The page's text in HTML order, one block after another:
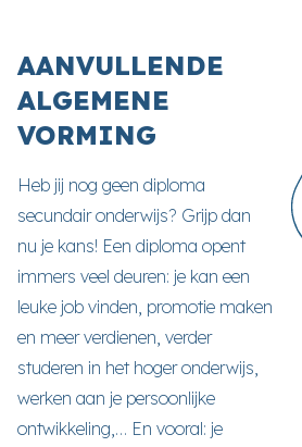
AANVULLENDE
ALGEMENE
VORMING
Heb jij nog geen diploma
secundair onderwijs? Grijp dan
nu je kans! Een diploma opent
immers veel deuren: je kan een
leuke job vinden, promotie maken
en meer verdienen, verder
studeren in het hoger onderwijs,
werken aan je persoonlijke
ontwikkeling,… En vooral: je